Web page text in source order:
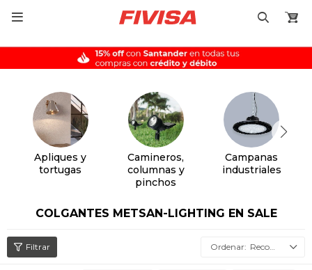

Apliques y
tortugas
Camineros,
columnas y
pinchos
Campanas
industriales
COLGANTES METSAN-LIGHTING EN SALE
Recomendados